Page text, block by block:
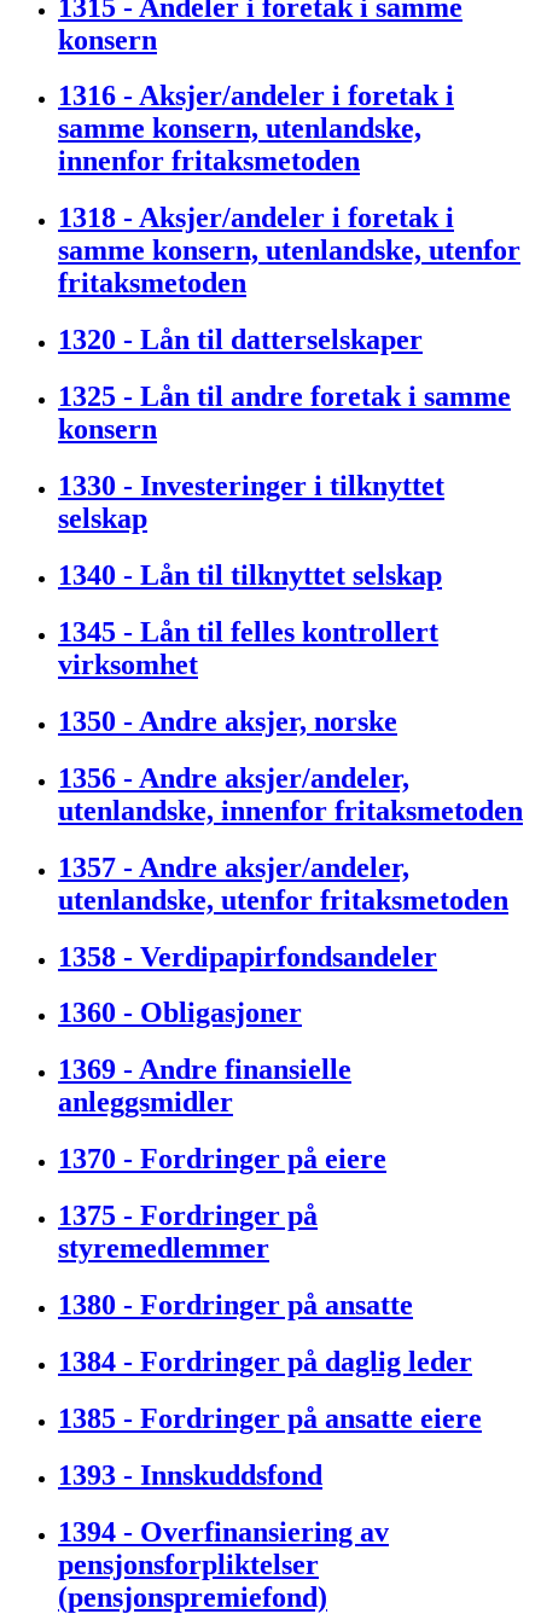
1315 - Andeler i foretak i samme
konsern
1316 - Aksjer/andeler i foretak i
samme konsern, utenlandske,
innenfor fritaksmetoden
1318 - Aksjer/andeler i foretak i
samme konsern, utenlandske, utenfor
fritaksmetoden
1320 - Lån til datterselskaper
1325 - Lån til andre foretak i samme
konsern
1330 - Investeringer i tilknyttet
selskap
1340 - Lån til tilknyttet selskap
1345 - Lån til felles kontrollert
virksomhet
1350 - Andre aksjer, norske
1356 - Andre aksjer/andeler,
utenlandske, innenfor fritaksmetoden
1357 - Andre aksjer/andeler,
utenlandske, utenfor fritaksmetoden
1358 - Verdipapirfondsandeler
1360 - Obligasjoner
1369 - Andre finansielle
anleggsmidler
1370 - Fordringer på eiere
1375 - Fordringer på
styremedlemmer
1380 - Fordringer på ansatte
1384 - Fordringer på daglig leder
1385 - Fordringer på ansatte eiere
1393 - Innskuddsfond
1394 - Overfinansiering av
pensjonsforpliktelser
(pensjonspremiefond)